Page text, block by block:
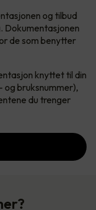
og tilbud
Dokumentasjonen
de som benytter
knyttet til din
bruksnummer),
du trenger